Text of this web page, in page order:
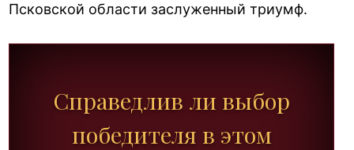
Псковской области заслуженный триумф.
Справедлив ли выбор
победителя в этом